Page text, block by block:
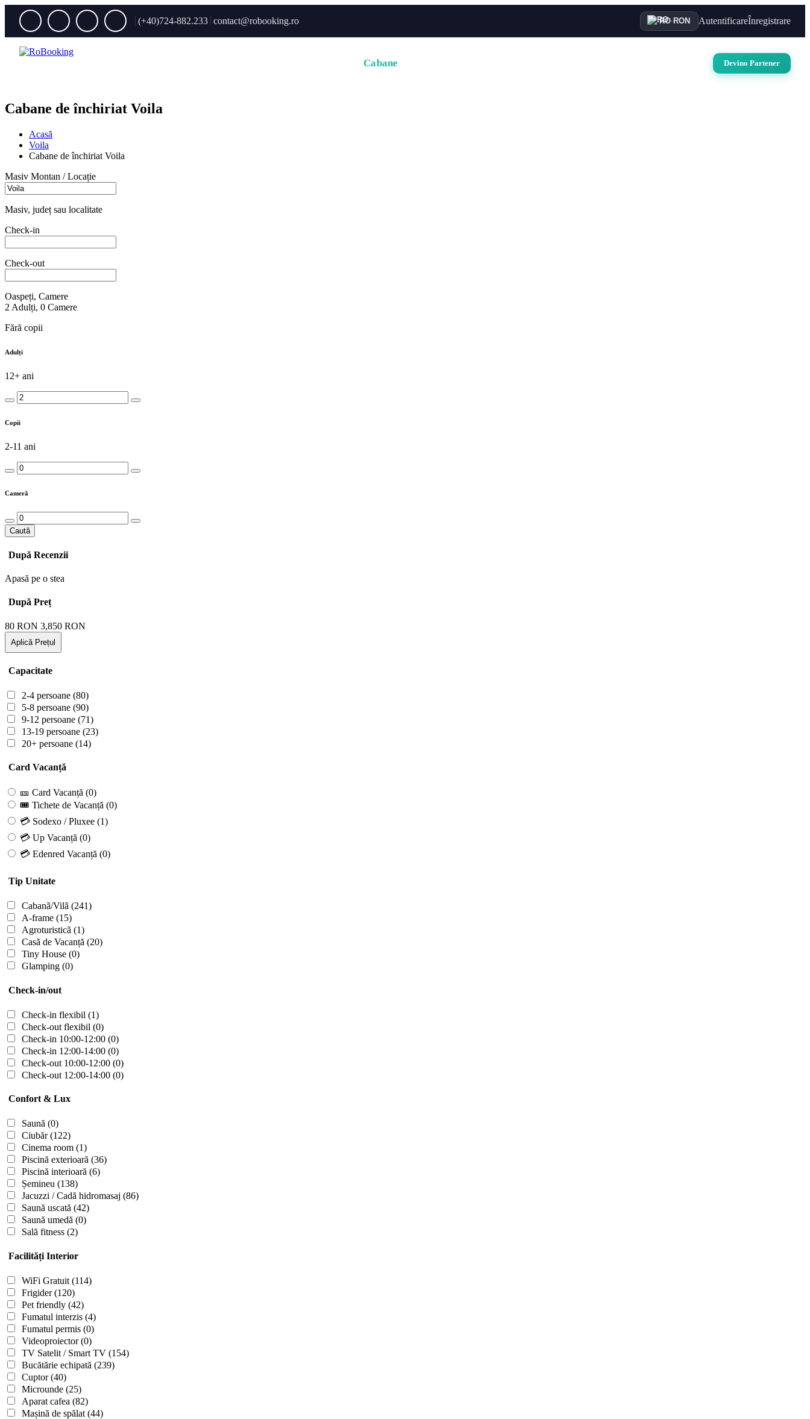
(+40)724-882.233 contact@robooking.ro RO· RON AutentificareÎnregistrare
Cabane Devino Partener
Cabane de închiriat Voila
Acasă
Voila
Cabane de închiriat Voila
Masiv Montan / Locație
Masiv, județ sau localitate
Check-in
Check-out
Oaspeți, Camere
2 Adulți, 0 Camere
Fără copii
Adulți
12+ ani
Copii
2-11 ani
Cameră
Caută
După Recenzii
Apasă pe o stea
După Preț
80 RON 3,850 RON
Aplică Prețul
Capacitate
2-4 persoane (80)
5-8 persoane (90)
9-12 persoane (71)
13-19 persoane (23)
20+ persoane (14)
Card Vacanță
🎫 Card Vacanță (0)
🎟 Tichete de Vacanță (0)
💳 Sodexo / Pluxee (1)
💳 Up Vacanță (0)
💳 Edenred Vacanță (0)
Tip Unitate
Cabanã/Vilã (241)
A-frame (15)
Agroturisticã (1)
Casã de Vacanță (20)
Tiny House (0)
Glamping (0)
Check-in/out
Check-in flexibil (1)
Check-out flexibil (0)
Check-in 10:00-12:00 (0)
Check-in 12:00-14:00 (0)
Check-out 10:00-12:00 (0)
Check-out 12:00-14:00 (0)
Confort & Lux
Saună (0)
Ciubăr(122)
Cinema room (1)
Piscină exterioară (36)
Piscină interioară (6)
Șemineu (138)
Jacuzzi / Cadă hidromasaj (86)
Saună uscată (42)
Saună umedă (0)
Sală fitness (2)
Facilități Interior
WiFi Gratuit (114)
Frigider(120)
Pet friendly (42)
Fumatul interzis (4)
Fumatul permis (0)
Videoproiector(0)
TV Satelit / Smart TV (154)
Bucătărie echipată (239)
Cuptor(40)
Microunde (25)
Aparat cafea (82)
Mașină de spălat (44)